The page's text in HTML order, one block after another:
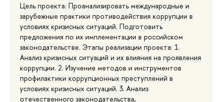
Цель проекта: Проанализировать международные и
зарубежные практики противодействия коррупции в
условиях кризисных ситуаций. Подготовить
предложения по их имплементации в российском
законодательстве. Этапы реализации проекта: 1.
Анализ кризисных ситуаций и их влияния на проявления
коррупции. 2. Изучение методов и инструментов
профилактики коррупционных преступлений в
условиях кризисных ситуаций. 3. Анализ
отечественного законодательства,